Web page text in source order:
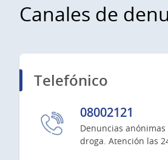
Canales de
Telefónico
08002121
Denuncias
droga. Atención las